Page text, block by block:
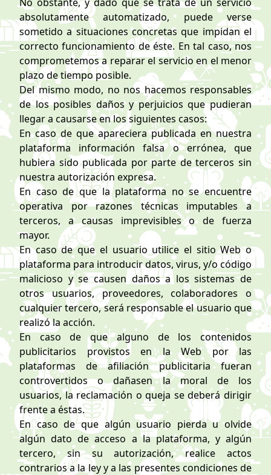
absolutamente automatizado, puede verse
sometido a situaciones concretas que impidan el
correcto funcionamiento de éste. En tal caso, nos
comprometemos a reparar el servicio en el menor
plazo de tiempo posible.
Del mismo modo, no nos hacemos responsables
de los posibles daños y perjuicios que pudieran
llegar a causarse en los siguientes casos:
En caso de que apareciera publicada en nuestra
plataforma información falsa o errónea, que
hubiera sido publicada por parte de terceros sin
nuestra autorización expresa.
En caso de que la plataforma no se encuentre
operativa por razones técnicas imputables a
terceros, a causas imprevisibles o de fuerza
mayor.
En caso de que el usuario utilice el sitio Web o
plataforma para introducir datos, virus, y/o código
malicioso y se causen daños a los sistemas de
otros usuarios, proveedores, colaboradores o
cualquier tercero, será responsable el usuario que
realizó la acción.
En caso de que alguno de los contenidos
publicitarios provistos en la Web por las
plataformas de afiliación publicitaria fueran
controvertidos o dañasen la moral de los
usuarios, la reclamación o queja se deberá dirigir
frente a éstas.
En caso de que algún usuario pierda u olvide
algún dato de acceso a la plataforma, y algún
tercero, sin su autorización, realice actos
contrarios a la ley y a las presentes condiciones de